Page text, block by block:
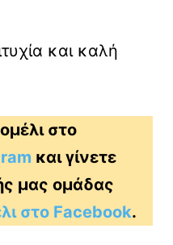
και καλή
στο
και γίνετε
μας ομάδας
στο Facebook.